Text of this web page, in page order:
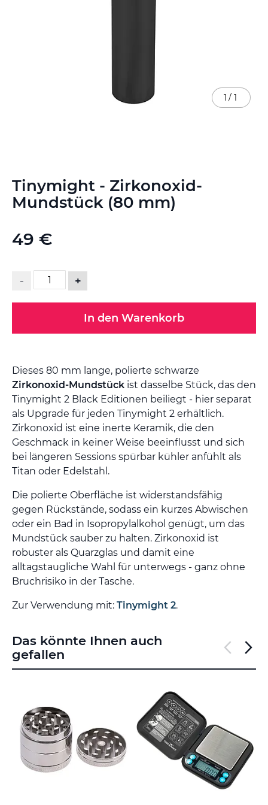
Tinymight - Zirkonoxid-
Mundstück (80 mm)
49 €
- +
In den Warenkorb
Dieses 80 mm lange, polierte schwarze
Zirkonoxid-Mundstück ist dasselbe Stück, das den
Tinymight 2 Black Editionen beiliegt - hier separat
als Upgrade für jeden Tinymight 2 erhältlich.
Zirkonoxid ist eine inerte Keramik, die den
Geschmack in keiner Weise beeinflusst und sich
bei längeren Sessions spürbar kühler anfühlt als
Titan oder Edelstahl.
Die polierte Oberfläche ist widerstandsfähig
gegen Rückstände, sodass ein kurzes Abwischen
oder ein Bad in Isopropylalkohol genügt, um das
Mundstück sauber zu halten. Zirkonoxid ist
robuster als Quarzglas und damit eine
alltagstaugliche Wahl für unterwegs - ganz ohne
Bruchrisiko in der Tasche.
Zur Verwendung mit: Tinymight 2.
1 / 1
Anfang
der
Bildgalerie
Das könnte Ihnen auch
gefallen